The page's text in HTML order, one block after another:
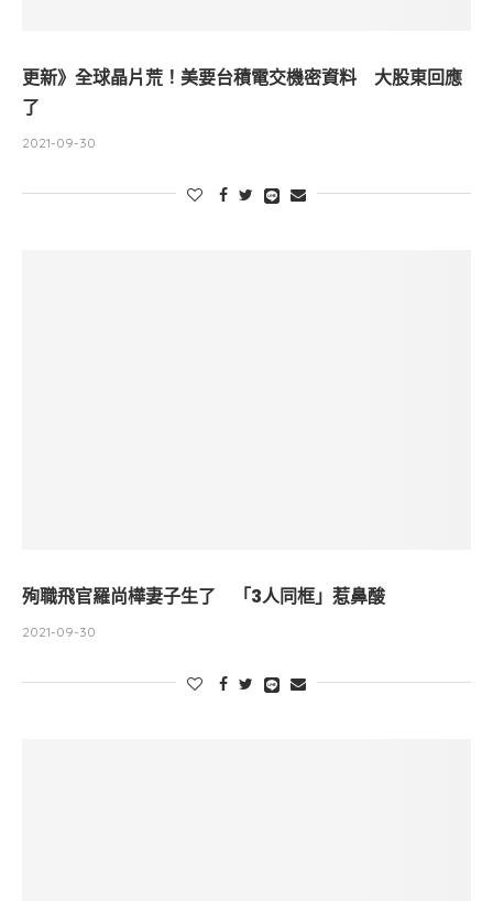
更新》全球晶片荒！美要台積電交機密資料 大股東回應
了
2021-09-30
殉職飛官羅尚樺妻子生了 「3人同框」惹鼻酸
2021-09-30